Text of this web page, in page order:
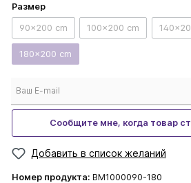
Размер
90x200 cm 100x200 cm
180x200 cm
Сообщите мне, когда товар
Добавить в список желаний
Номер продукта: BM1000090-180